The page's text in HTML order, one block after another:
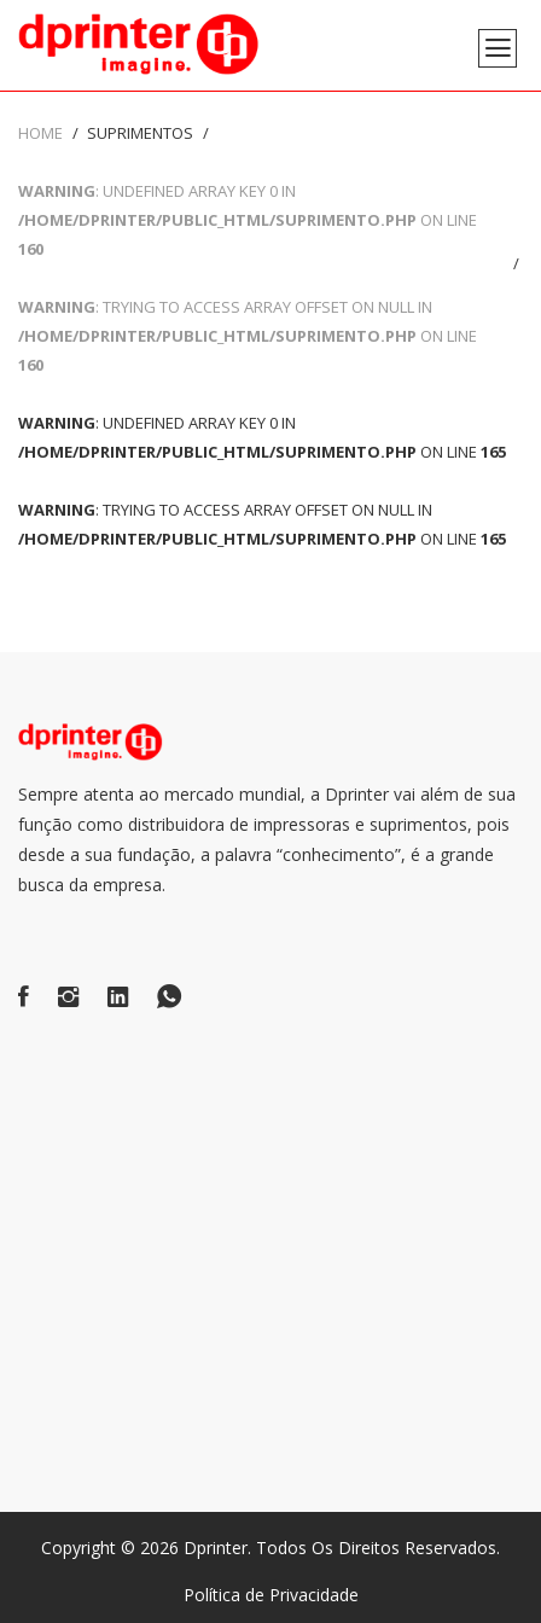
HOME SUPRIMENTOS
WARNING: UNDEFINED ARRAY KEY 0 IN
/HOME/DPRINTER/PUBLIC_HTML/SUPRIMENTO.PHP ON LINE
160
WARNING: TRYING TO ACCESS ARRAY OFFSET ON NULL IN
/HOME/DPRINTER/PUBLIC_HTML/SUPRIMENTO.PHP ON LINE
160
WARNING: UNDEFINED ARRAY KEY 0 IN
/HOME/DPRINTER/PUBLIC_HTML/SUPRIMENTO.PHP ON LINE 165
WARNING: TRYING TO ACCESS ARRAY OFFSET ON NULL IN
/HOME/DPRINTER/PUBLIC_HTML/SUPRIMENTO.PHP ON LINE 165
Sempre atenta ao mercado mundial, a Dprinter vai além de sua
função como distribuidora de impressoras e suprimentos, pois
desde a sua fundação, a palavra “conhecimento”, é a grande
busca da empresa.
Copyright © 2026 Dprinter. Todos Os Direitos Reservados.
Política de Privacidade